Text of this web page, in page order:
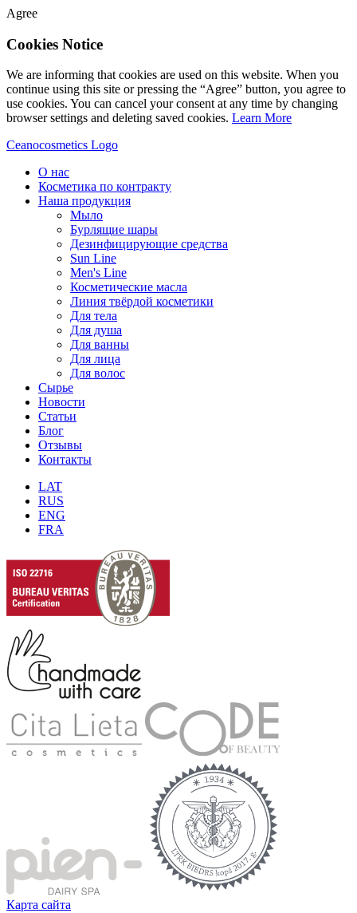
Agree
Cookies Notice
We are informing that cookies are used on this website. When you
continue using this site or pressing the “Agree” button, you agree to
use cookies. You can cancel your consent at any time by changing
browser settings and deleting saved cookies. Learn More
Ceanocosmetics Logo
О нас
Косметика по контракту
Наша продукция
Мыло
Бурлящие шары
Дезинфицирующие средства
Sun Line
Men's Line
Косметические масла
Линия твёрдой косметики
Для тела
Для душа
Для ванны
Для лица
Для волос
Сырье
Новости
Статьи
Блог
Отзывы
Контакты
LAT
RUS
ENG
FRA
Карта сайта